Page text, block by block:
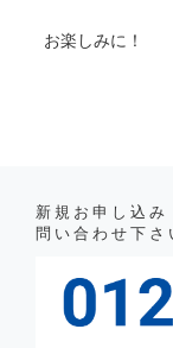
お楽しみに！
新規お申し込
問い合わせ下さ